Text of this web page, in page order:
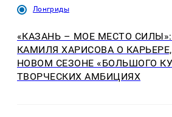
Лонгриды
«КАЗАНЬ – МОЕ МЕСТО
КАМИЛЯ ХАРИСОВА О
НОВОМ СЕЗОНЕ «БОЛЬШОГО
ТВОРЧЕСКИХ АМБИЦИЯХ